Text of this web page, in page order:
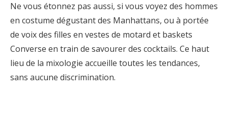
Ne vous étonnez pas aussi, si vous voyez des hommes
en costume dégustant des Manhattans, ou à portée
de voix des filles en vestes de motard et baskets
Converse en train de savourer des cocktails. Ce haut
lieu de la mixologie accueille toutes les tendances,
sans aucune discrimination.